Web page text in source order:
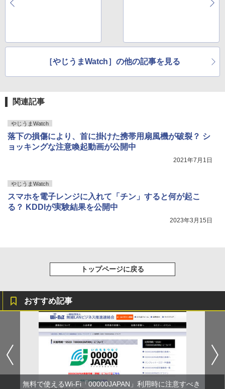
［やじうまWatch］の他の記事を見る
関連記事
やじうまWatch
落下の損傷により、首に掛けた携帯用扇風機が破裂？ シ
ョッキングな注意喚起動画が公開中
2021年7月1日
やじうまWatch
スマホを電子レンジに入れて「チン」すると何が起こ
る？ KDDIが実験結果を公開中
2023年3月15日
トップページに戻る
おすすめ記事
無料で使えるWi-Fi「00000JAPAN」利用時に注意すべき